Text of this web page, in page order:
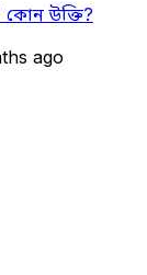
উক্তি?
ago